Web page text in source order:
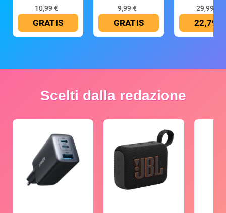
10,99 €
GRATIS
9,99 €
GRATIS
29,99 €
22,79 €
Scelti dalla redazione